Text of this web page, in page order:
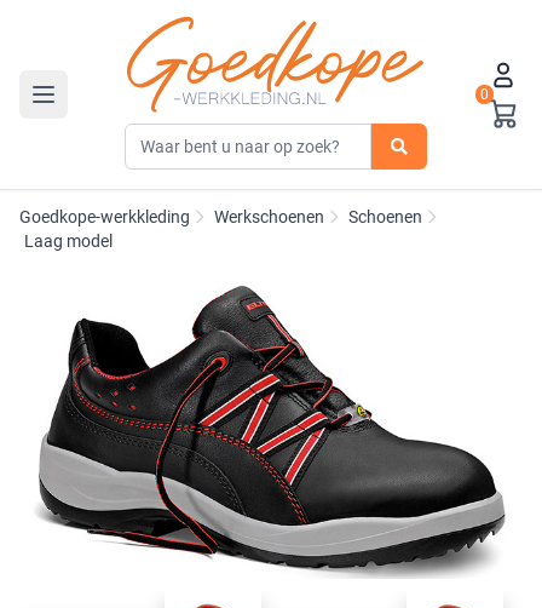
Toggle navigation
0
Goedkope-werkkleding Werkschoenen
Schoenen
Laag model